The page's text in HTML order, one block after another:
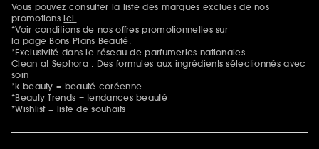
Mentions additionnelles
Vous pouvez consulter la liste des marques exclues de nos
promotionsici.
*Voir conditions de nos offres promotionnelles sur
la page Bons Plans Beauté.
*Exclusivité dans le réseau de parfumeries nationales.
Clean at Sephora : Des formules aux ingrédients sélectionnés avec
soin
*k-beauty = beauté coréenne
*Beauty Trends = tendances beauté
*Wishlist = liste de souhaits